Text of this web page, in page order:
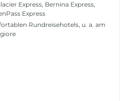
Express, Bernina Express,
Express
Rundreisehotels, u. a. am